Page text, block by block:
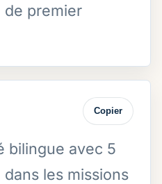
premier
Copier
bilingue avec 5
dans les missions